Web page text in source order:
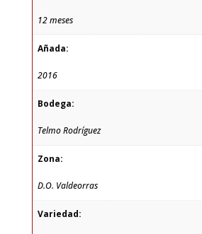
12 meses
Añada:
2016
Bodega:
Telmo Rodríguez
Zona:
D.O. Valdeorras
Variedad: